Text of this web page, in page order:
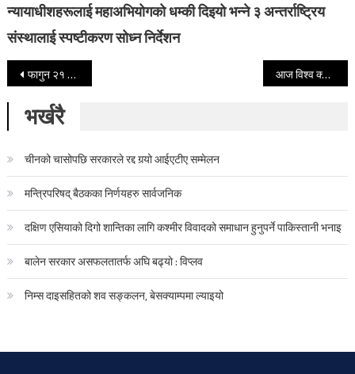
न्यायाधीशहरूलाई महाअभियोगको धम्की दिइयो भन्ने ३ अन्तर्राष्ट्रिय
संस्थालाई स्पष्टीकरण सोध्न निर्देशन
Post navigation
फागुन २१ गते हुने निर्वाचनका लागि आजैदेखि सेना परिचालन आज विश्व क्यान्सर दिवस मनाइदै
भर्खरै
चीनको चासोपछि सरकारले रद्द गर्‍यो आईएटीए सम्मेलन
मन्त्रिपरिषद् बैठकका निर्णयहरु सार्वजनिक
दक्षिण एसियाको दिगो शान्तिका लागि कश्मीर विवादको समाधान हुनुपर्ने पाकिस्तानी भनाइ
बालेन सरकार असफलतातर्फ अघि बढ्यो : विप्लव
निम्स दाइसहितको शव सङ्कलन, बेसक्याम्पमा ल्याइयो